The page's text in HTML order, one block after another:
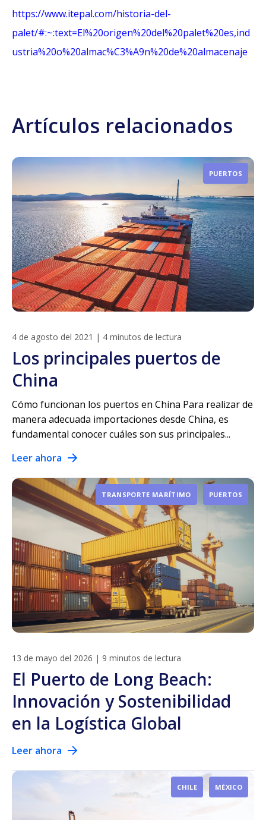
https://www.itepal.com/historia-del-
palet/#:~:text=El%20origen%20del%20palet%20es,ind
ustria%20o%20almac%C3%A9n%20de%20almacenaje
Artículos relacionados
PUERTOS
4 de agosto del 2021 | 4 minutos de lectura
Los principales puertos de
China
Cómo funcionan los puertos en China Para realizar de
manera adecuada importaciones desde China, es
fundamental conocer cuáles son sus principales...
Leer ahora
TRANSPORTE MARÍTIMO PUERTOS
13 de mayo del 2026 | 9 minutos de lectura
El Puerto de Long Beach:
Innovación y Sostenibilidad
en la Logística Global
Leer ahora
CHILE MÉXICO